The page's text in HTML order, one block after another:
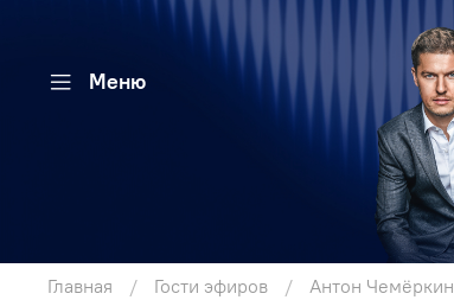
Меню
Главная Гости эфиров Антон Чемёркин